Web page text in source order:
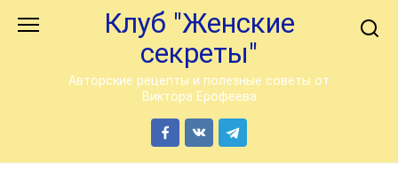
Клуб "Женские
секреты"
Авторские рецепты и полезные советы от
Виктора Ерофеева